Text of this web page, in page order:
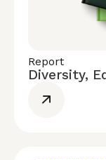
Report
Diversity,